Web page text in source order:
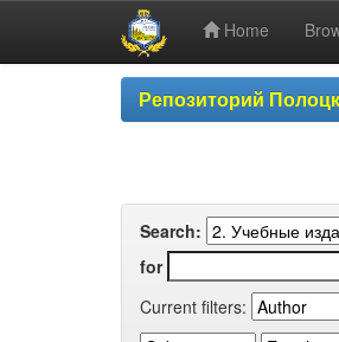
Home
Репозиторий
Search:
for
Current filters: